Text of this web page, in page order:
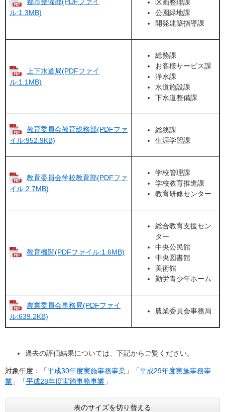
ル:1.3MB)
区画整理課
公園緑地課
開発建築指導課
上下水道局(PDFファイ
ル:1.1MB)
総務課
お客様サービス課
浄水課
水道施設課
下水道整備課
教育委員会教育総務部(PDFファ
イル:952.9KB)
総務課
生涯学習課
教育委員会学校教育部(PDFファ
イル:2.7MB)
学校管理課
学校教育推進課
教育研修センター
教育機関(PDFファイル:1.6MB)
総合教育支援セン
ター
中央公民館
中央図書館
美術館
勤労青少年ホーム
農業委員会事務局(PDFファイ
ル:639.2KB)
農業委員会事務局
過去の評価結果については、下記からご覧ください。
対象年度：「平成30年度実施事務事業 」「平成29年度実施事務事
業 」「平成28年度実施事務事業 」
表のサイズを切り替える